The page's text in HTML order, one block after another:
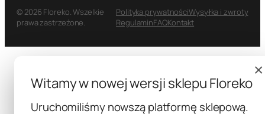
© 2026 Floreko. Wszelkie
prawa zastrzeżone.
Polityka prywatnościWysyłka i zwroty
RegulaminFAQKontakt
×
Witamy w nowej wersji sklepu Floreko
Uruchomiliśmy nowszą platformę sklepową.